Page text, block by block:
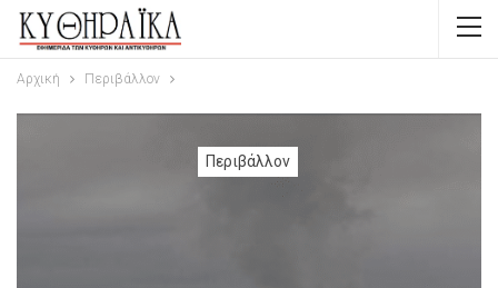
Αρχική Περιβάλλον
Περιβάλλον